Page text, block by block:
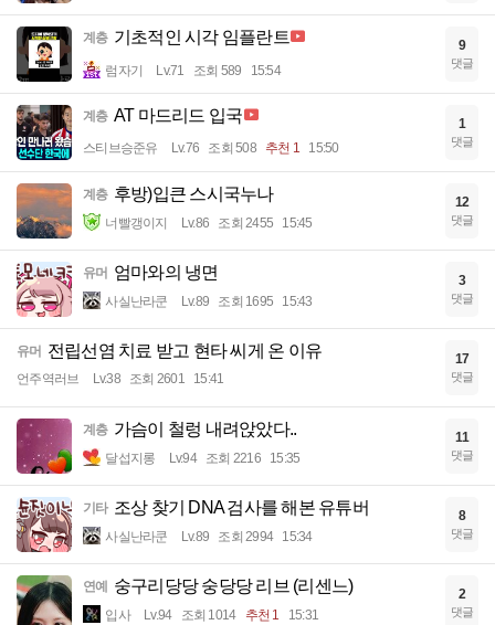
계층 기초적인 시각 임플란트
럼자기 Lv.71 조회 589 15:54
9
댓글
계층 AT 마드리드 입국
스티브승준유 Lv.76 조회 508 추천 1 15:50
1
댓글
계층 후방)입큰 스시국누나
너빨갱이지 Lv.86 조회 2455 15:45
12
댓글
유머 엄마와의 냉면
사실난라쿤 Lv.89 조회 1695 15:43
3
댓글
유머 전립선염 치료 받고 현타 씨게 온 이유
언주역러브 Lv.38 조회 2601 15:41
17
댓글
계층 가슴이 철렁 내려앉았다..
달섭지롱 Lv.94 조회 2216 15:35
11
댓글
기타 조상 찾기 DNA 검사를 해본 유튜버
사실난라쿤 Lv.89 조회 2994 15:34
8
댓글
연예 숭구리당당 숭당당 리브 (리센느)
입사 Lv.94 조회 1014 추천 1 15:31
2
댓글